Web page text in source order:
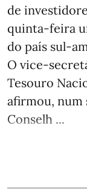
de
quinta-feira
do país sul-
O vice-
Tesouro
afirmou, num
Conselh ...